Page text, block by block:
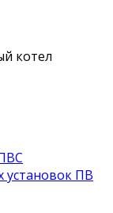
котел
установок ПВ